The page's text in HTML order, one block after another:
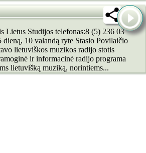
Lietus Studijos telefonas:8 (5) 236 03
dieną, 10 valandą ryte Stasio Povilaičio
lietuviškos muzikos radijo stotis
ir informacinė radijo programa
lietuvišką muziką, norintiems...